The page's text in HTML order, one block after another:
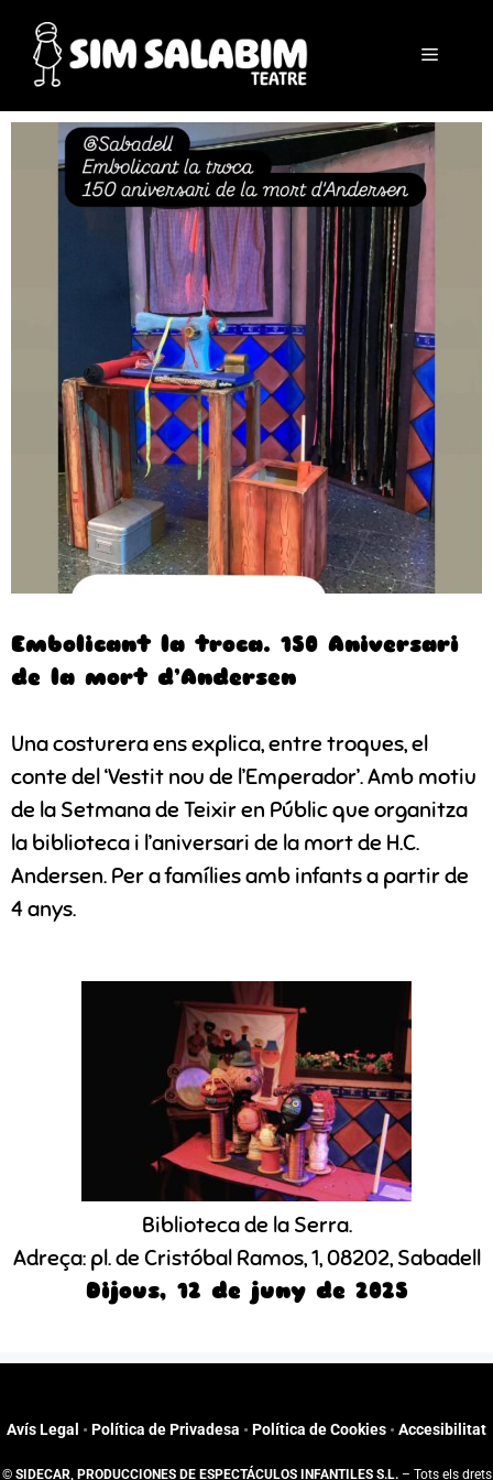
Embolicant la troca. 150 Aniversari
de la mort d’Andersen
Una costurera ens explica, entre troques, el
conte del ‘Vestit nou de l’Emperador’. Amb motiu
de la Setmana de Teixir en Públic que organitza
la biblioteca i l’aniversari de la mort de H.C.
Andersen. Per a famílies amb infants a partir de
4 anys.
Biblioteca de la Serra.
Adreça: pl. de Cristóbal Ramos, 1, 08202, Sabadell
Dijous, 12 de juny de 2025
Avís Legal • Política de Privadesa • Política de Cookies • Accesibilitat
© SIDECAR, PRODUCCIONES DE ESPECTÁCULOS INFANTILES S.L. – Tots els drets